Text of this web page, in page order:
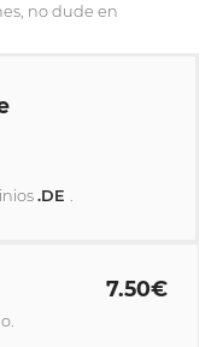
no dude en
.DE .
7.50€